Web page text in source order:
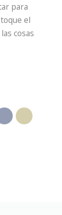
para
el
cosas